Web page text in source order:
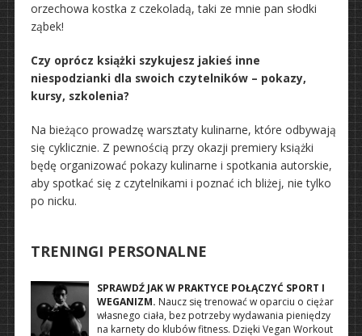
orzechowa kostka z czekoladą, taki ze mnie pan słodki
ząbek!
Czy oprócz książki szykujesz jakieś inne
niespodzianki dla swoich czytelników – pokazy,
kursy, szkolenia?
Na bieżąco prowadzę warsztaty kulinarne, które odbywają
się cyklicznie. Z pewnością przy okazji premiery książki
będę organizować pokazy kulinarne i spotkania autorskie,
aby spotkać się z czytelnikami i poznać ich bliżej, nie tylko
po nicku.
TRENINGI PERSONALNE
SPRAWDŹ JAK W PRAKTYCE POŁĄCZYĆ SPORT I
WEGANIZM. Naucz się trenować w oparciu o ciężar
własnego ciała, bez potrzeby wydawania pieniędzy
na karnety do klubów fitness. Dzięki Vegan Workout